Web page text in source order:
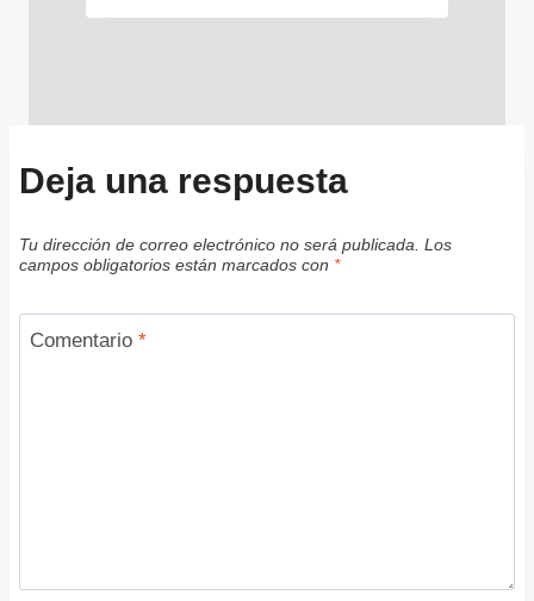
Deja una respuesta
Tu dirección de correo electrónico no será publicada. Los
campos obligatorios están marcados con *
Comentario *